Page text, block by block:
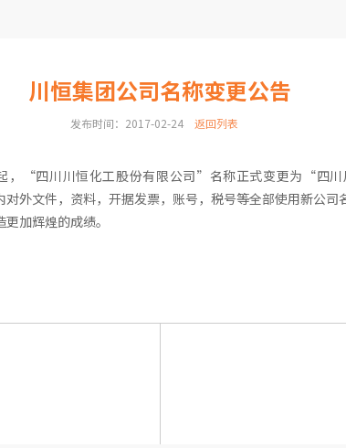
川恒集团公司名称变更公告
发布时间：2017-02-24 返回列表
，“四川川恒化工股份有限公司”名称正式变更为“四
外文件，资料，开据发票，账号，税号等全部使用新公司
加辉煌的成绩。